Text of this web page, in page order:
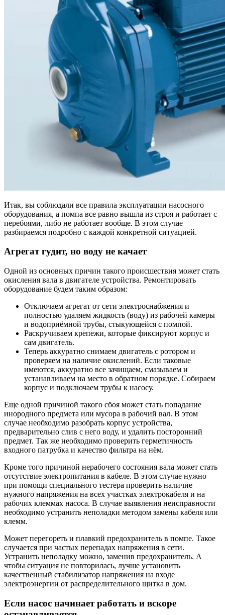
Итак, вы соблюдали все правила эксплуатации насосного
оборудования, а помпа все равно вышла из строя и работает с
перебоями, либо не работает вообще. В этом случае
разбираемся подробно с каждой конкретной ситуацией.
Агрегат гудит, но воду не качает
Одной из основных причин такого происшествия может стать
окисления вала в двигателе устройства. Ремонтировать
оборудование будем таким образом:
Отключаем агрегат от сети электроснабжения и
полностью удаляем жидкость (воду) из рабочей камеры
и водоприёмной трубы, стыкующейся с помпой.
Раскручиваем крепежи, которые фиксируют корпус и
сам двигатель.
Теперь аккуратно снимаем двигатель с ротором и
проверяем на наличие окислений. Если таковые
имеются, аккуратно все зачищаем, смазываем и
устанавливаем на место в обратном порядке. Собираем
корпус и подключаем трубы к насосу.
Еще одной причиной такого сбоя может стать попадание
инородного предмета или мусора в рабочий вал. В этом
случае необходимо разобрать корпус устройства,
предварительно слив с него воду, и удалить посторонний
предмет. Так же необходимо проверить герметичность
входного патрубка и качество фильтра на нём.
Кроме того причиной нерабочего состояния вала может стать
отсутствие электропитания в кабеле. В этом случае нужно
при помощи специального тестера проверить наличие
нужного напряжения на всех участках электрокабеля и на
рабочих клеммах насоса. В случае выявления неисправности
необходимо устранить неполадки методом замены кабеля или
клемм.
Может перегореть и плавкий предохранитель в помпе. Такое
случается при частых перепадах напряжения в сети.
Устранить неполадку можно, заменив предохранитель. А
чтобы ситуация не повторилась, лучше установить
качественный стабилизатор напряжения на входе
электроэнергии от распределительного щитка в дом.
Если насос начинает работать и вскоре